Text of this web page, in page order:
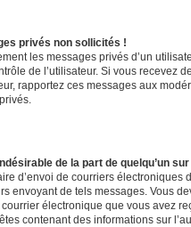
privés non sollicités !
les messages privés d’un
de l’utilisateur. Si vous recevez
rapportez ces messages aux
de la part de quelqu’un
d’envoi de courriers électroniques
envoyant de tels messages. Vous
électronique que vous avez
contenant des informations sur